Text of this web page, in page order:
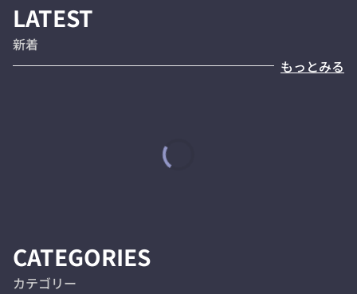
LATEST
新着
もっとみる
CATEGORIES
カテゴリー